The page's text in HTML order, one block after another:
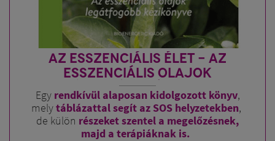
AZ ESSZENCIÁLIS ÉLET - AZ
ESSZENCIÁLIS OLAJOK
LEGÁTFOGÓBB KÉZIKÖNYVE
Egy rendkívül alaposan kidolgozott könyv,
melytáblázattal segít az SOS helyzetekben,
de külön részeket szentel a megelőzésnek,
majd a terápiáknak is.